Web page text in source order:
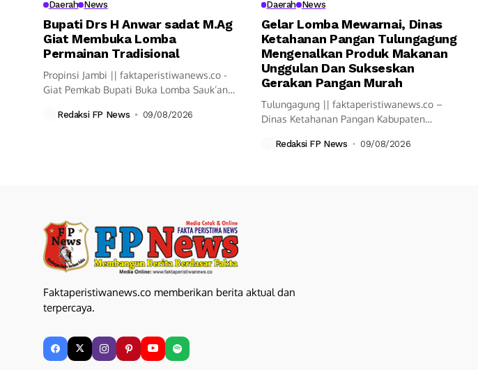
Daerah News
Bupati Drs H Anwar sadat M.Ag
Giat Membuka Lomba
Permainan Tradisional
Propinsi Jambi || faktaperistiwanews.co -
Giat Pemkab Bupati Buka Lomba Sauk’an
Redaksi FP News 09/08/2026
Daerah News
Gelar Lomba Mewarnai, Dinas
Ketahanan Pangan Tulungagung
Mengenalkan Produk Makanan
Unggulan Dan Sukseskan
Gerakan Pangan Murah
Tulungagung || faktaperistiwanews.co –
Dinas Ketahanan Pangan Kabupaten
Redaksi FP News 09/08/2026
Faktaperistiwanews.co memberikan berita aktual dan
terpercaya.